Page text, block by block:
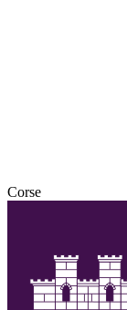
Corse